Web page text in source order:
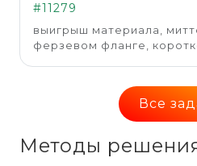
#11279
выигрыш материала,
ферзевом фланге,
Все
Методы